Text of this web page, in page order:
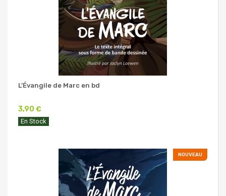
L’Évangile de Marc en bd
3,90 €
En Stock
NOUVEAU